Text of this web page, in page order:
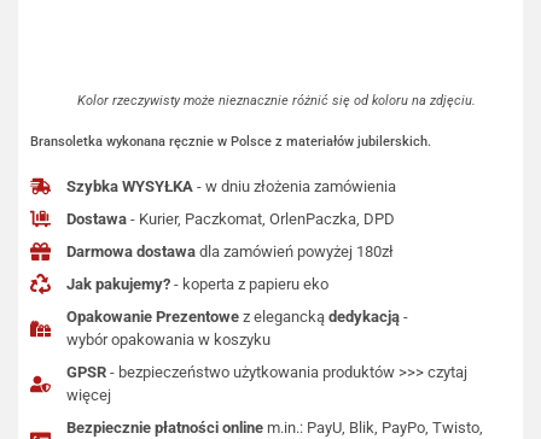
Kolor rzeczywisty może nieznacznie różnić się od koloru na zdjęciu.
Bransoletka wykonana ręcznie w Polsce z materiałów jubilerskich.
Szybka WYSYŁKA - w dniu złożenia zamówienia
Dostawa - Kurier, Paczkomat, OrlenPaczka, DPD
Darmowa dostawa dla zamówień powyżej 180zł
Jak pakujemy? - koperta z papieru eko
Opakowanie Prezentowe z eleganckądedykacją -
wybór opakowania w koszyku
GPSR - bezpieczeństwo użytkowania produktów >>> czytaj
więcej
Bezpiecznie płatności online m.in.: PayU, Blik, PayPo, Twisto,